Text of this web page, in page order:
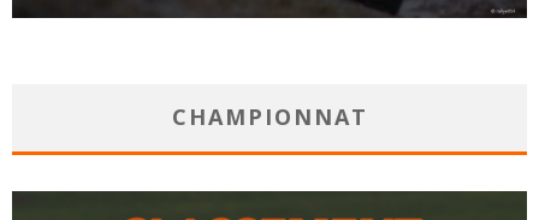
CHAMPIONNAT